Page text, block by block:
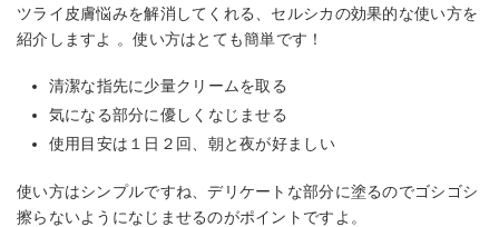
ツライ皮膚悩みを解消してくれる、セルシカの効果的な使い方を
紹介しますよ 。使い方はとても簡単です！
清潔な指先に少量クリームを取る
気になる部分に優しくなじませる
使用目安は１日２回、朝と夜が好ましい
使い方はシンプルですね、デリケートな部分に塗るのでゴシゴシ
擦らないようになじませるのがポイントですよ。